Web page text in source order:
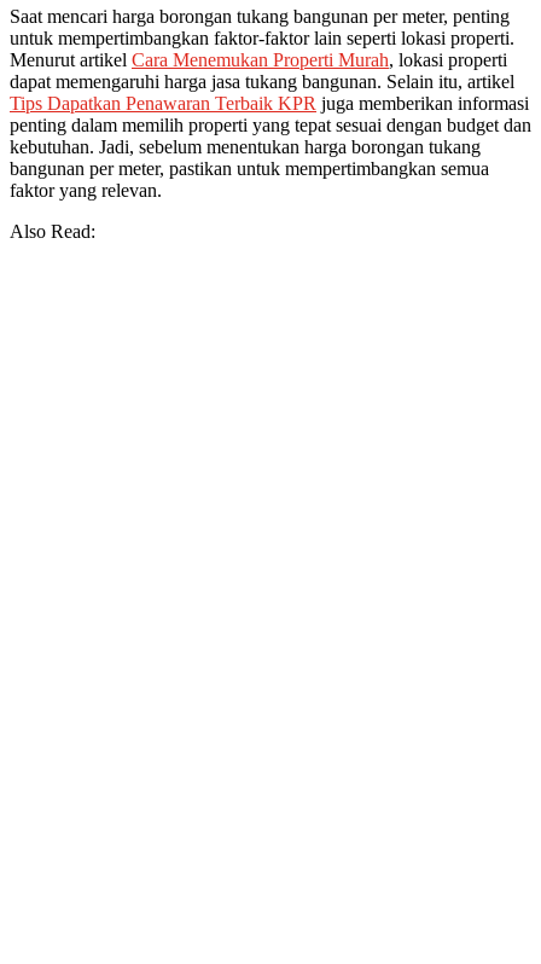
Saat mencari harga borongan tukang bangunan per meter, penting
untuk mempertimbangkan faktor-faktor lain seperti lokasi properti.
Menurut artikel Cara Menemukan Properti Murah, lokasi properti
dapat memengaruhi harga jasa tukang bangunan. Selain itu, artikel
Tips Dapatkan Penawaran Terbaik KPR juga memberikan informasi
penting dalam memilih properti yang tepat sesuai dengan budget dan
kebutuhan. Jadi, sebelum menentukan harga borongan tukang
bangunan per meter, pastikan untuk mempertimbangkan semua
faktor yang relevan.
Also Read: